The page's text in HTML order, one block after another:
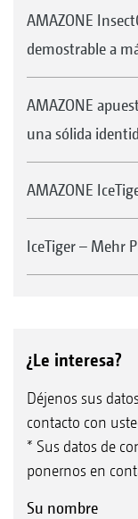
AMAZONE
demostrable a
AMAZONE
una sólida
AMAZONE
IceTiger – Mehr
¿Le interesa?
Déjenos sus
contacto con
* Sus datos de
ponernos en
Su nombre